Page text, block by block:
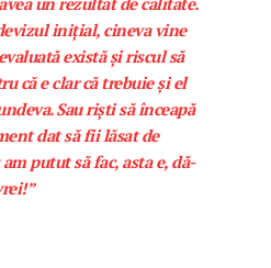
inițial, cineva vine
există și riscul să
că e clar că trebuie și el
Sau riști să înceapă
dat să fii lăsat de
putut să fac, asta e, dă-